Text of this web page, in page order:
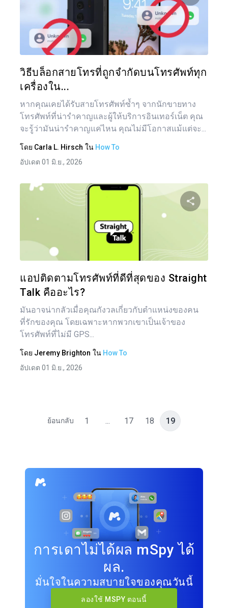
วิธีบล็อกสายโทรที่ถูกจำกัดบนโทรศัพท์ทุก
เครื่องใน...
หากคุณเคยได้รับสายโทรศัพท์ซ้ำๆ จากนักขายทาง
โทรศัพท์ที่น่ารำคาญและผู้ให้บริการอินเทอร์เน็ต คุณ
จะรู้ว่ามันน่ารำคาญแค่ไหน คุณไม่มีโอกาสแม้แต่จะ...
โดย Carla L. Hirsch ใน How To
อัปเดต 01 มิ.ย., 2026
แอปติดตามโทรศัพท์ที่ดีที่สุดของ Straight
Talk คืออะไร?
มันอาจน่ากลัวเมื่อคุณกังวลเกี่ยวกับตำแหน่งของคน
ที่รักของคุณ โดยเฉพาะหากพวกเขาเป็นเจ้าของ
โทรศัพท์ที่ไม่มี GPS...
โดย Jeremy Brighton ใน How To
อัปเดต 01 มิ.ย., 2026
ย้อนกลับ 1 ... 17 18 19
การเดาไม่ได้ผล mSpy ได้
ผล.
มั่นใจในความสบายใจของคุณวันนี้
ลองใช้ MSPY ตอนนี้